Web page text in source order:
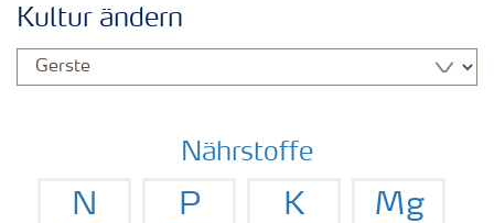
Düngemittel
Zukunft anpacken
Kultur ändern
Nährstoffe
N P K Mg